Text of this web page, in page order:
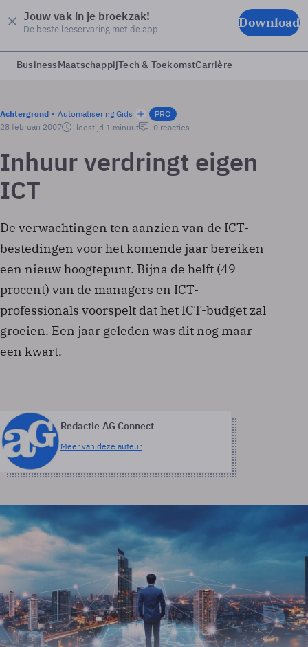
Jouw vak in je broekzak!
De beste leeservaring met de app Download
BusinessMaatschappijTech & ToekomstCarrière
Achtergrond Automatisering Gids
PRO
28 februari 2007
leestijd 1 minuut 0 reacties
Inhuur verdringt eigen
ICT
De verwachtingen ten aanzien van de ICT-
bestedingen voor het komende jaar bereiken
een nieuw hoogtepunt. Bijna de helft (49
procent) van de managers en ICT-
professionals voorspelt dat het ICT-budget zal
groeien. Een jaar geleden was dit nog maar
een kwart.
Redactie AG Connect
Meer van deze auteur